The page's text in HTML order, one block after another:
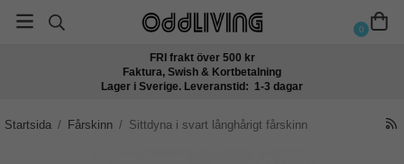
0
FRI frakt över 500 kr
Faktura, Swish & Kortbetalning
Lager i Sverige. Leveranstid: 1-3 dagar
Startsida / Fårskinn / Sittdyna i svart långhårigt fårskinn